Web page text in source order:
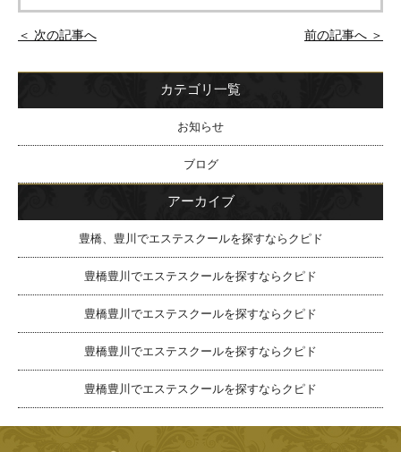
＜ 次の記事へ 前の記事へ ＞
カテゴリ一覧
お知らせ
ブログ
アーカイブ
豊橋、豊川でエステスクールを探すならクピド
豊橋豊川でエステスクールを探すならクピド
豊橋豊川でエステスクールを探すならクピド
豊橋豊川でエステスクールを探すならクピド
豊橋豊川でエステスクールを探すならクピド